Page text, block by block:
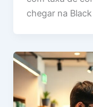
chegar na